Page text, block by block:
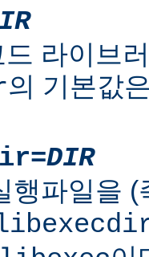
드 라이브
의 기본값
DIR
행파일을